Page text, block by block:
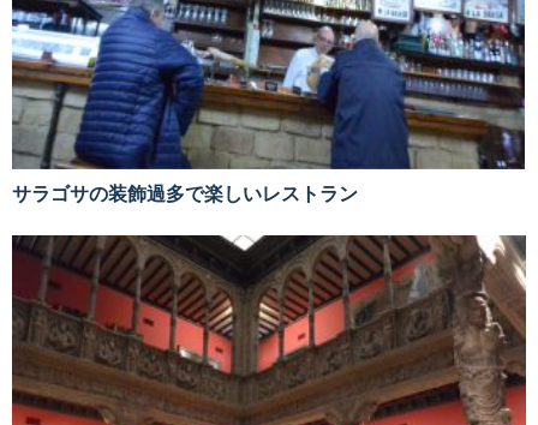
サラゴサの装飾過多で楽しいレストラン